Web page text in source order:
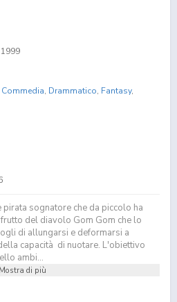
Commedia, Drammatico, Fantasy,
pirata sognatore che da piccolo ha
del diavolo Gom Gom che lo
di allungarsi e deformarsi a
capacità di nuotare. L'obiettivo
ambi...
Mostra di più